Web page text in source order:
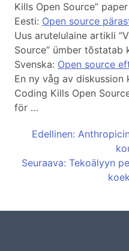
Kills Open Source”
Eesti: Open source
Uus arutelulaine artikli
Source” ümber
Svenska: Open source
En ny våg av diskussion
Coding Kills Open
för …
Edellinen:
Seuraava: Tekoälyyn